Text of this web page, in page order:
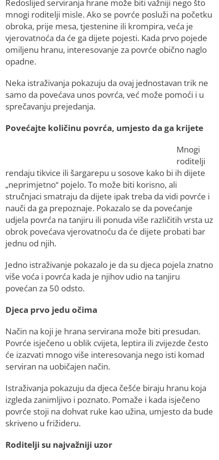
Redoslijed serviranja hrane može biti važniji nego što
mnogi roditelji misle. Ako se povrće posluži na početku
obroka, prije mesa, tjestenine ili krompira, veća je
vjerovatnoća da će ga dijete pojesti. Kada prvo pojede
omiljenu hranu, interesovanje za povrće obično naglo
opadne.
Neka istraživanja pokazuju da ovaj jednostavan trik ne
samo da povećava unos povrća, već može pomoći i u
sprečavanju prejedanja.
Povećajte količinu povrća, umjesto da ga krijete
Mnogi
roditelji
rendaju tikvice ili šargarepu u sosove kako bi ih dijete
„neprimjetno“ pojelo. To može biti korisno, ali
stručnjaci smatraju da dijete ipak treba da vidi povrće i
nauči da ga prepoznaje. Pokazalo se da povećanje
udjela povrća na tanjiru ili ponuda više različitih vrsta uz
obrok povećava vjerovatnoću da će dijete probati bar
jednu od njih.
Jedno istraživanje pokazalo je da su djeca pojela znatno
više voća i povrća kada je njihov udio na tanjiru
povećan za 50 odsto.
Djeca prvo jedu očima
Način na koji je hrana servirana može biti presudan.
Povrće isječeno u oblik cvijeta, leptira ili zvijezde često
će izazvati mnogo više interesovanja nego isti komad
serviran na uobičajen način.
Istraživanja pokazuju da djeca češće biraju hranu koja
izgleda zanimljivo i poznato. Pomaže i kada isječeno
povrće stoji na dohvat ruke kao užina, umjesto da bude
skriveno u frižideru.
Roditelji su najvažniji uzor